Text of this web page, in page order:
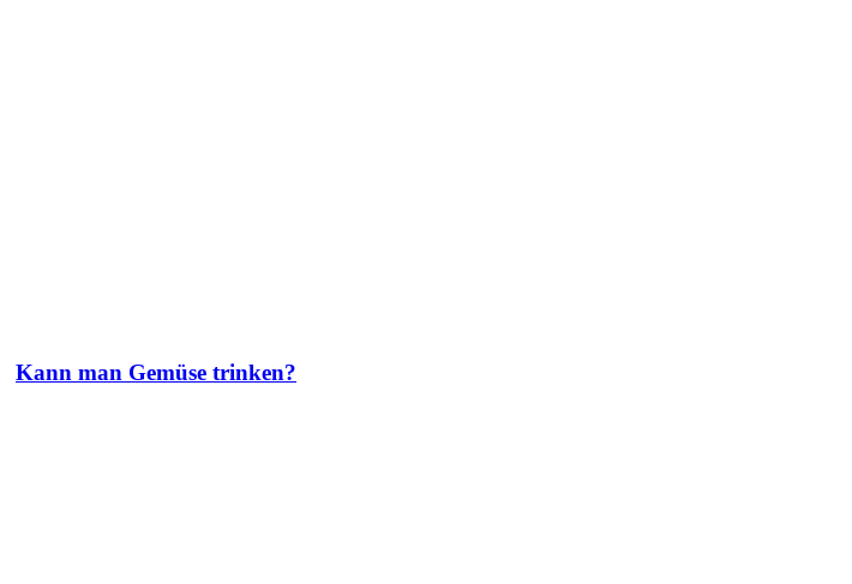
Kann man Gemüse trinken?